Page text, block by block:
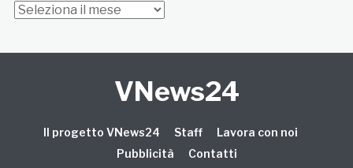
Archivi
VNews24
Il progetto VNews24 Staff
Lavora con noi
Pubblicità
Contatti